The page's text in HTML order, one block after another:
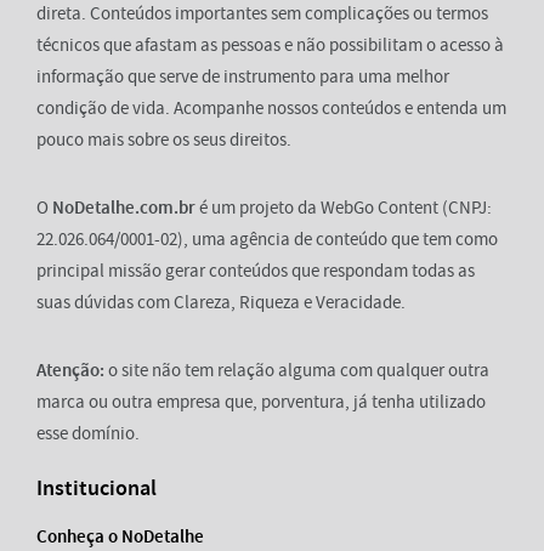
direta. Conteúdos importantes sem complicações ou termos
técnicos que afastam as pessoas e não possibilitam o acesso à
informação que serve de instrumento para uma melhor
condição de vida. Acompanhe nossos conteúdos e entenda um
pouco mais sobre os seus direitos.
O NoDetalhe.com.bré um projeto da WebGo Content (CNPJ:
22.026.064/0001-02), uma agência de conteúdo que tem como
principal missão gerar conteúdos que respondam todas as
suas dúvidas com Clareza, Riqueza e Veracidade.
Atenção: o site não tem relação alguma com qualquer outra
marca ou outra empresa que, porventura, já tenha utilizado
esse domínio.
Institucional
Conheça o NoDetalhe